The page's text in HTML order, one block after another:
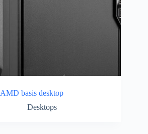
AMD basis desktop
Desktops